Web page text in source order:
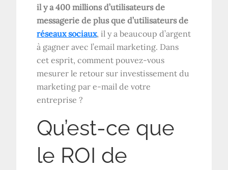
il y a 400 millions d’utilisateurs de
messagerie de plus que d’utilisateurs de
réseaux sociaux, il y a beaucoup d’argent
à gagner avec l’email marketing. Dans
cet esprit, comment pouvez-vous
mesurer le retour sur investissement du
marketing par e-mail de votre
entreprise ?
Qu’est-ce que
le ROI de